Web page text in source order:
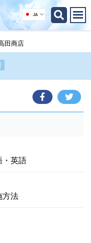
JA
田商店
・英語
方法